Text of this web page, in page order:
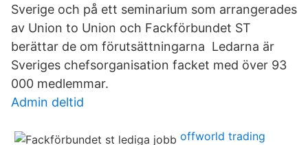
Sverige och på ett seminarium som arrangerades
av Union to Union och Fackförbundet ST
berättar de om förutsättningarna Ledarna är
Sveriges chefsorganisation facket med över 93
000 medlemmar.
Admin deltid
offworld trading